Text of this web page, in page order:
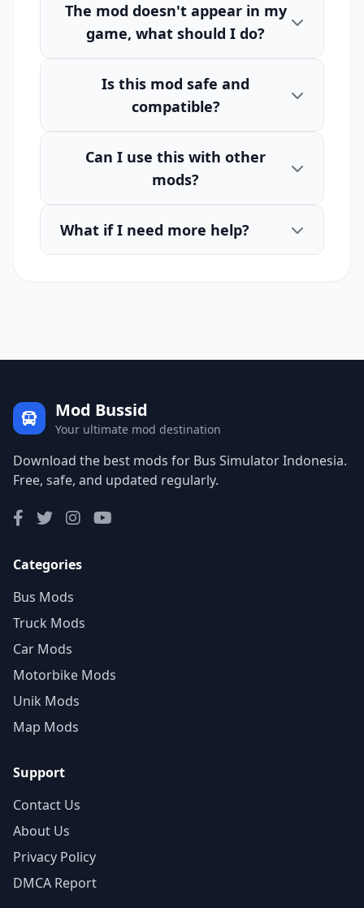
The mod doesn't appear in my
game, what should I do?
Is this mod safe and
compatible?
Can I use this with other
mods?
What if I need more help?
Mod Bussid
Your ultimate mod destination
Download the best mods for Bus Simulator Indonesia.
Free, safe, and updated regularly.
Categories
Bus Mods
Truck Mods
Car Mods
Motorbike Mods
Unik Mods
Map Mods
Support
Contact Us
About Us
Privacy Policy
DMCA Report